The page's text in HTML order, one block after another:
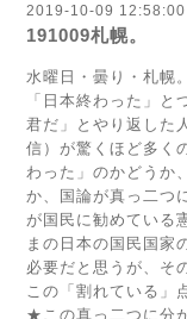
2019-10-09 12:58:00
191009札幌。
水曜日・曇り・札幌
「日本終わった」
君だ」とやり返した
信）が驚くほど多く
わった」のかどうか
か、国論が真っ二つ
が国民に勧めている
まの日本の国民国家
必要だと思うが、そ
この「割れている」
★この真っ二つに分